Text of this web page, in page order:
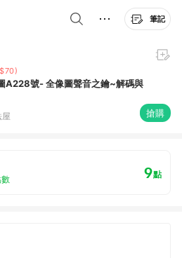
筆記
A228號- 全像圖聲音之鑰~解碼與
搶購
9點